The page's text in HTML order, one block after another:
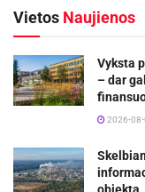
Vietos Naujienos
Vyksta
– dar
2026-08-